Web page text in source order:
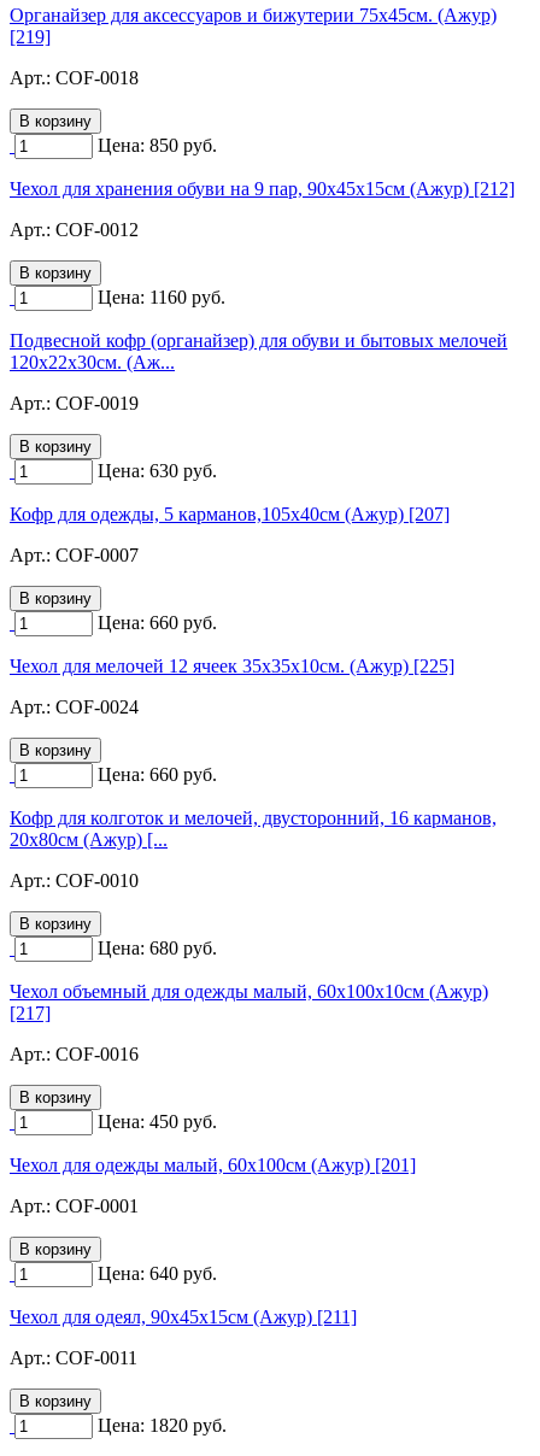
Органайзер для аксессуаров и бижутерии 75х45см. (Ажур)
[219]
Арт.: COF-0018
Цена: 850 руб.
Чехол для хранения обуви на 9 пар, 90х45х15см (Ажур) [212]
Арт.: COF-0012
Цена: 1160 руб.
Подвесной кофр (органайзер) для обуви и бытовых мелочей
120х22х30см. (Аж...
Арт.: COF-0019
Цена: 630 руб.
Кофр для одежды, 5 карманов,105х40см (Ажур) [207]
Арт.: COF-0007
Цена: 660 руб.
Чехол для мелочей 12 ячеек 35х35х10см. (Ажур) [225]
Арт.: COF-0024
Цена: 660 руб.
Кофр для колготок и мелочей, двусторонний, 16 карманов,
20х80см (Ажур) [...
Арт.: COF-0010
Цена: 680 руб.
Чехол объемный для одежды малый, 60х100х10см (Ажур)
[217]
Арт.: COF-0016
Цена: 450 руб.
Чехол для одежды малый, 60х100см (Ажур) [201]
Арт.: COF-0001
Цена: 640 руб.
Чехол для одеял, 90х45х15см (Ажур) [211]
Арт.: COF-0011
Цена: 1820 руб.